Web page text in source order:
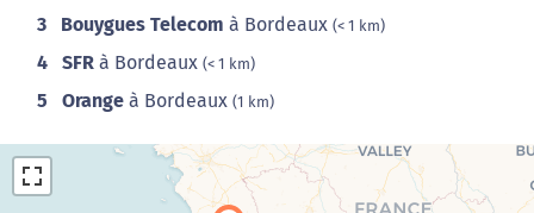
3 Bouygues Telecom à Bordeaux (< 1 km)
4 SFR à Bordeaux (< 1 km)
5 Orange à Bordeaux (1 km)